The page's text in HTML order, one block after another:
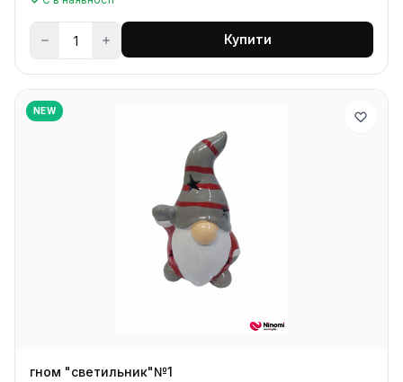
Купити
NEW
гном "светильник"№1